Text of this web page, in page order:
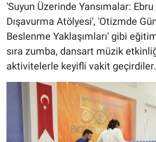
'Suyun Üzerinde Yansımalar: Ebru
Dışavurma Atölyesi', 'Otizmde
Beslenme Yaklaşımları' gibi
sıra zumba, dansart müzik
aktivitelerle keyifli vakit geçirdiler.